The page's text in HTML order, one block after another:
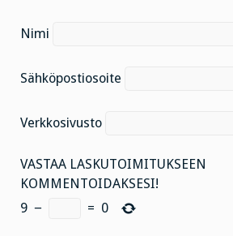
Nimi
Sähköpostiosoite
Verkkosivusto
VASTAA LASKUTOIMITUKSEEN
KOMMENTOIDAKSESI!
9 − = 0